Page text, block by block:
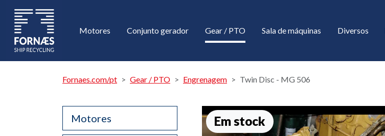
Motores Conjunto gerador Gear / PTO Sala de máquinas Diversos
Fornaes.com/pt Gear / PTO Engrenagem Twin Disc - MG 506
Motores Em stock